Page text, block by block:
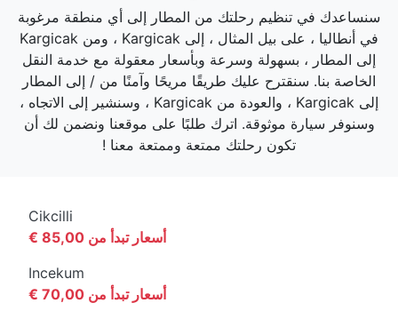
سنساعدك في تنظيم رحلتك من المطار إلى أي منطقة مرغوبة
في أنطاليا ، على بيل المثال ، إلى Kargicak ، ومن Kargicak
إلى المطار ، بسهولة وسرعة وبأسعار معقولة مع خدمة النقل
الخاصة بنا. سنقترح عليك طريقًا مريحًا وآمنًا من / إلى المطار
إلى Kargicak ، والعودة من Kargicak ، وسنشير إلى الاتجاه ،
وسنوفر سيارة موثوقة. اترك طلبًا على موقعنا ونضمن لك أن
تكون رحلتك ممتعة وممتعة معنا !
Cikcilli
أسعار تبدأ من 85,00 €
Incekum
أسعار تبدأ من 70,00 €